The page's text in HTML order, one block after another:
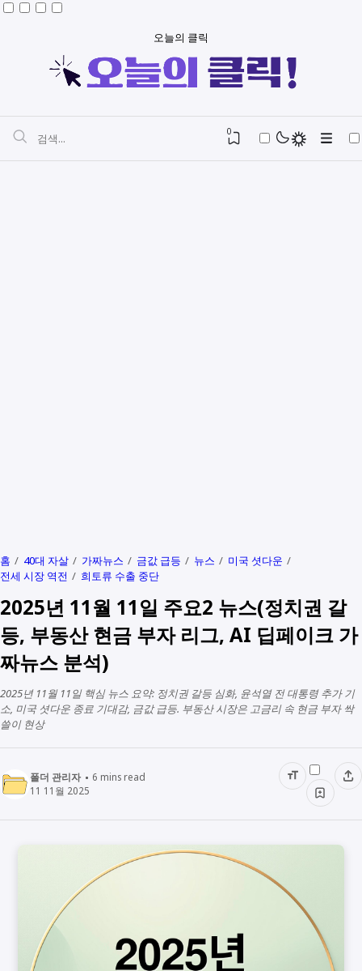
오늘의 클릭
0
홈 40대 자살 가짜뉴스 금값 급등 뉴스
미국 셧다운
전세 시장 역전
희토류 수출 중단
2025년 11월 11일 주요2 뉴스(정치권 갈
등, 부동산 현금 부자 리그, AI 딥페이크 가
짜뉴스 분석)
2025년 11월 11일 핵심 뉴스 요약: 정치권 갈등 심화, 윤석열 전 대통령 추가 기
소, 미국 셧다운 종료 기대감, 금값 급등. 부동산 시장은 고금리 속 현금 부자 싹
쓸이 현상
폴더 관리자 6 mins read
11 11월 2025